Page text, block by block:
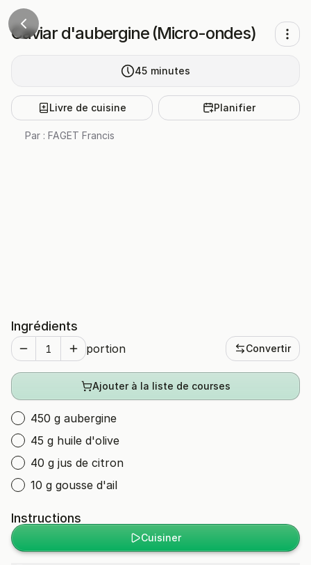
Caviar d'aubergine (Micro-ondes)
45 minutes
Livre de cuisine Planifier
Par : FAGET Francis
Ingrédients
portion Convertir
Ajouter à la liste de courses
450 g aubergine
45 g huile d'olive
40 g jus de citron
10 g gousse d'ail
Instructions
Cuisiner